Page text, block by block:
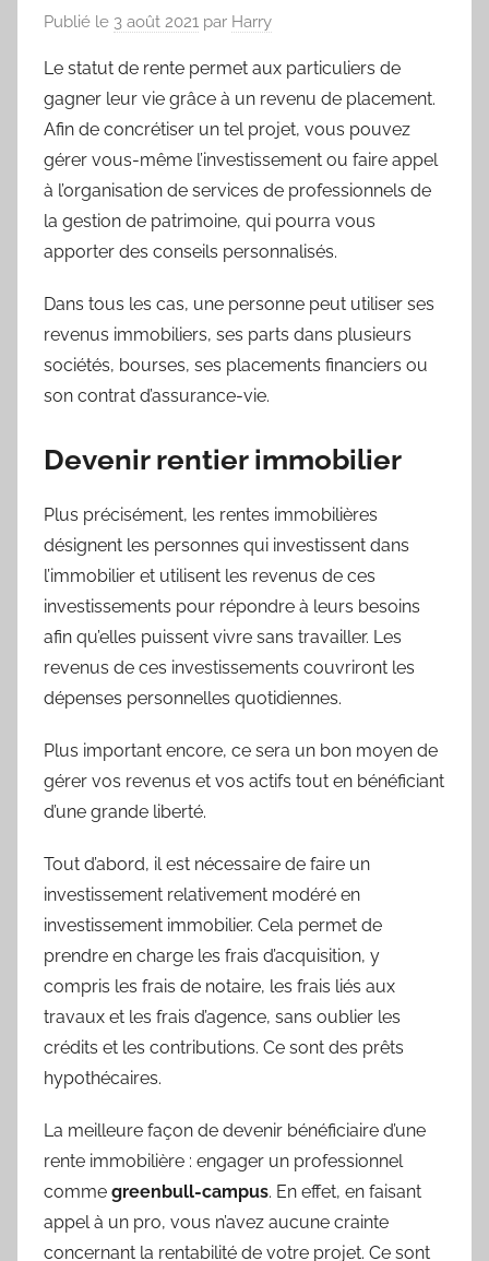
Publié le 3 août 2021 par Harry
Le statut de rente permet aux particuliers de
gagner leur vie grâce à un revenu de placement.
Afin de concrétiser un tel projet, vous pouvez
gérer vous-même l’investissement ou faire appel
à l’organisation de services de professionnels de
la gestion de patrimoine, qui pourra vous
apporter des conseils personnalisés.
Dans tous les cas, une personne peut utiliser ses
revenus immobiliers, ses parts dans plusieurs
sociétés, bourses, ses placements financiers ou
son contrat d’assurance-vie.
Devenir rentier immobilier
Plus précisément, les rentes immobilières
désignent les personnes qui investissent dans
l’immobilier et utilisent les revenus de ces
investissements pour répondre à leurs besoins
afin qu’elles puissent vivre sans travailler. Les
revenus de ces investissements couvriront les
dépenses personnelles quotidiennes.
Plus important encore, ce sera un bon moyen de
gérer vos revenus et vos actifs tout en bénéficiant
d’une grande liberté.
Tout d’abord, il est nécessaire de faire un
investissement relativement modéré en
investissement immobilier. Cela permet de
prendre en charge les frais d’acquisition, y
compris les frais de notaire, les frais liés aux
travaux et les frais d’agence, sans oublier les
crédits et les contributions. Ce sont des prêts
hypothécaires.
La meilleure façon de devenir bénéficiaire d’une
rente immobilière : engager un professionnel
comme greenbull-campus. En effet, en faisant
appel à un pro, vous n’avez aucune crainte
concernant la rentabilité de votre projet. Ce sont